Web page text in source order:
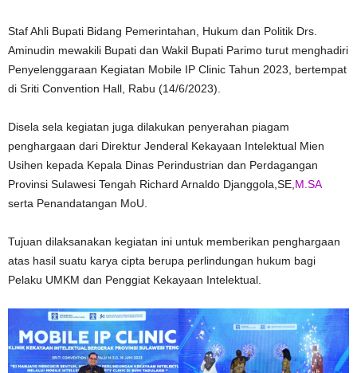
Staf Ahli Bupati Bidang Pemerintahan, Hukum dan Politik Drs.
Aminudin mewakili Bupati dan Wakil Bupati Parimo turut menghadiri
Penyelenggaraan Kegiatan Mobile IP Clinic Tahun 2023, bertempat
di Sriti Convention Hall, Rabu (14/6/2023).
Disela sela kegiatan juga dilakukan penyerahan piagam
penghargaan dari Direktur Jenderal Kekayaan Intelektual Mien
Usihen kepada Kepala Dinas Perindustrian dan Perdagangan
Provinsi Sulawesi Tengah Richard Arnaldo Djanggola,SE, M.SA
serta Penandatangan MoU.
Tujuan dilaksanakan kegiatan ini untuk memberikan penghargaan
atas hasil suatu karya cipta berupa perlindungan hukum bagi
Pelaku UMKM dan Penggiat Kekayaan Intelektual.